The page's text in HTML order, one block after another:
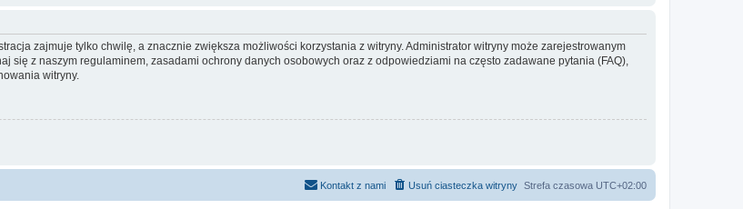
zajmuje tylko chwilę, a znacznie zwiększa możliwości korzystania z witryny. Administrator witryny może zarejestrowanym
się z naszym regulaminem, zasadami ochrony danych osobowych oraz z odpowiedziami na często zadawane pytania (FAQ),
witryny.
Strefa czasowa UTC+02:00
Usuń ciasteczka witryny
Kontakt z nami